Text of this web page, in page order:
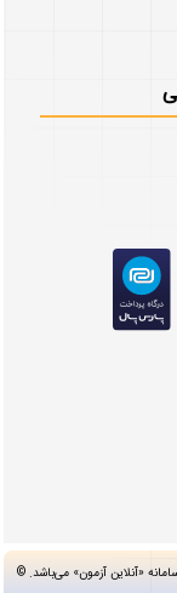
«آنلاین آزمون» می‌باشد. ©